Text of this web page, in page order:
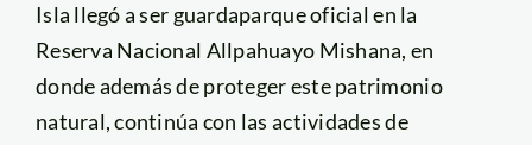
Isla llegó a ser guardaparque oficial en la
Reserva Nacional Allpahuayo Mishana, en
donde además de proteger este patrimonio
natural, continúa con las actividades de